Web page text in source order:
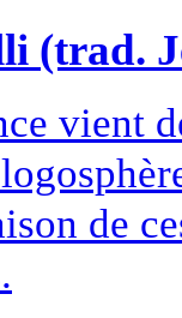
(trad.
vient
de